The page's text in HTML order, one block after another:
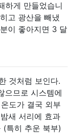
하게 만들었습니
고 광산을 빼냈
이 좋아지면 3 달
것처럼 보인다.
으므로 시스템에
도가 결국 외부
새 서리에 효과
(특히 추운 북부)